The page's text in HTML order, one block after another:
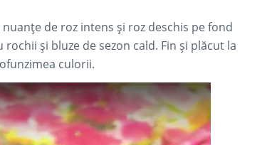
de roz intens și roz deschis pe fond
și bluze de sezon cald. Fin și plăcut la
culorii.